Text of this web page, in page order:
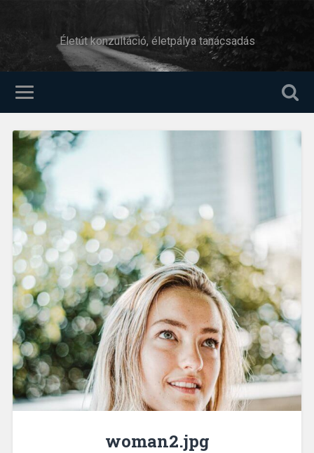
Életút konzultáció, életpálya tanácsadás
woman2.jpg